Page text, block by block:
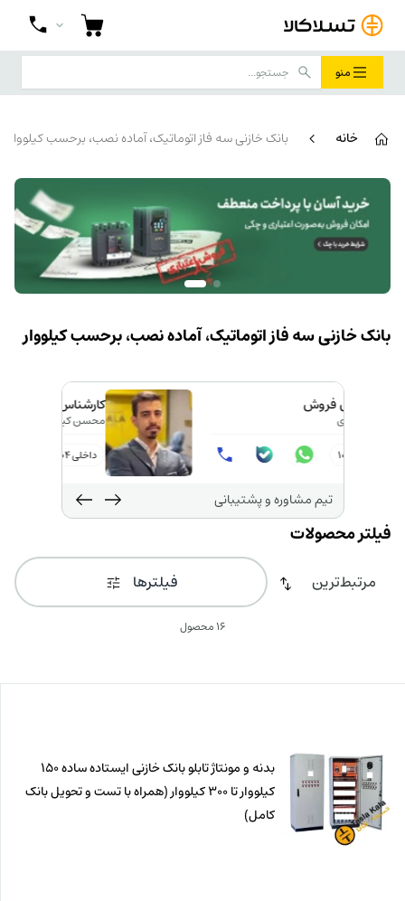
منو
خانه بانک خازنی سه فاز اتوماتیک، آماده نصب، برحسب کیلووار
بانک خازنی سه فاز اتوماتیک، آماده نصب، برحسب کیلووار
16 محصول
فیلترها
بدنه و مونتاژ تابلو بانک خازنی ایستاده ساده 150
کیلووار تا 300 کیلووار (همراه با تست و تحویل بانک
کامل)
کارشناس فروش
داخلی 109
تیم مشاوره و پشتیبانی